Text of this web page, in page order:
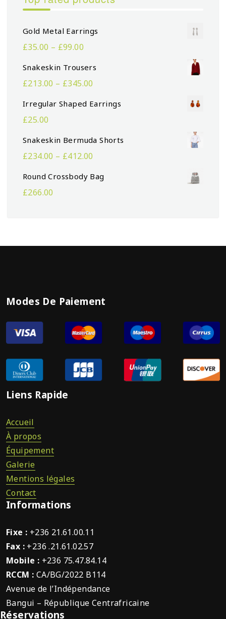
Gold Metal Earrings
£35.00 – £99.00
Snakeskin Trousers
£213.00 – £345.00
Irregular Shaped Earrings
£25.00
Snakeskin Bermuda Shorts
£234.00 – £412.00
Round Crossbody Bag
£266.00
Modes De Paiement
Liens Rapide
Accueil
À propos
Équipement
Galerie
Mentions légales
Contact
Informations
Fixe : +236 21.61.00.11
Fax : +236 .21.61.02.57
Mobile : +236 75.47.84.14
RCCM : CA/BG/2022 B114
Avenue de l’Indépendance
Bangui – République Centrafricaine
Réservations